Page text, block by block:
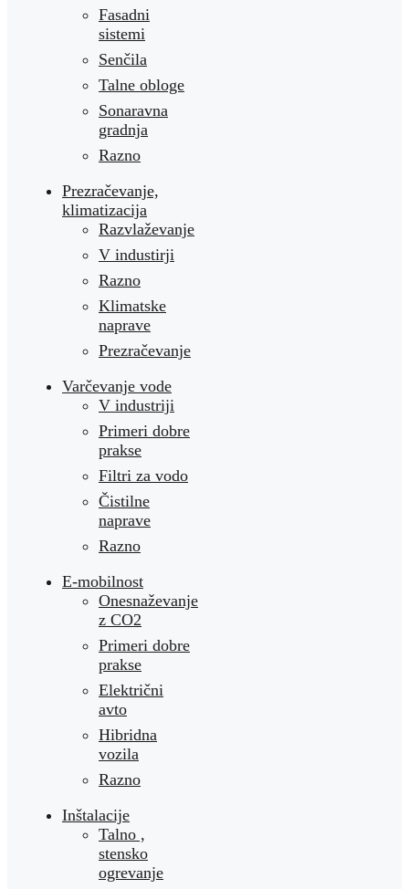
Fasadni
sistemi
Senčila
Talne obloge
Sonaravna
gradnja
Razno
Prezračevanje,
klimatizacija
Razvlaževanje
V industirji
Razno
Klimatske
naprave
Prezračevanje
Varčevanje vode
V industriji
Primeri dobre
prakse
Filtri za vodo
Čistilne
naprave
Razno
E-mobilnost
Onesnaževanje
z CO2
Primeri dobre
prakse
Električni
avto
Hibridna
vozila
Razno
Inštalacije
Talno ,
stensko
ogrevanje